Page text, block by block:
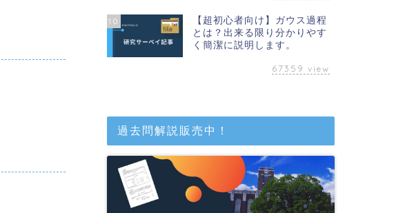
10
【超初心者向け】ガウス過程
とは？出来る限り分かりやす
く簡潔に説明します。
67359 view
過去問解説販売中！